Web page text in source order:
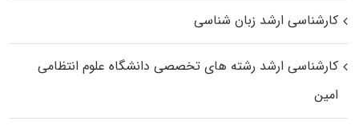
کارشناسی ارشد زبان شناسی
کارشناسی ارشد رﺷﺘﻪ ﻫﺎی تخصصی داﻧﺸﮕﺎه ﻋﻠﻮم انتظامی
اﻣﻴﻦ